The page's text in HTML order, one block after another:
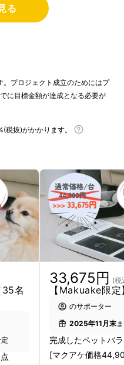
愛犬の健康も守りま
ません。
を言葉で伝えること
足のバランスの変
の健康管理サポート
る
プロジェクト成立のためにはプ
に目標金額が達成となる必要が
税抜)がかかります。
35名
33,675円 (税
【Makuake限
のサポーター
2025年11月末
完成したペットバ
[マクアケ価格